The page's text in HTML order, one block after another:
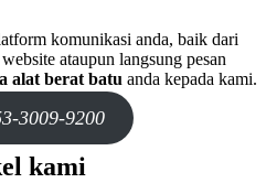
komunikasi anda, baik dari
ataupun langsung pesan
alat berat batu anda kepada kami.
3009-9200
kami